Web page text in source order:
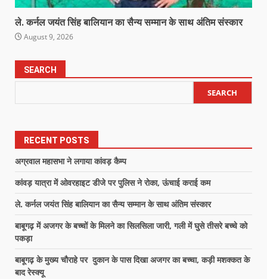
ले. कर्नल जयंत सिंह बालियान का सैन्य सम्मान के साथ अंतिम संस्कार
August 9, 2026
SEARCH
SEARCH
RECENT POSTS
अग्रवाल महासभा ने लगाया कांवड़ कैम्प
कांवड़ यात्रा में ओवरहाइट डीजे पर पुलिस ने रोका, ऊंचाई कराई कम
ले. कर्नल जयंत सिंह बालियान का सैन्य सम्मान के साथ अंतिम संस्कार
बाबूगढ़ में अजगर के बच्चों के मिलने का सिलसिला जारी, गली में घुसे तीसरे बच्चे को
पकड़ा
बाबूगढ़ के मुख्य चौराहे पर दुकान के पास दिखा अजगर का बच्चा, कड़ी मशक्कत के
बाद रेस्क्यू